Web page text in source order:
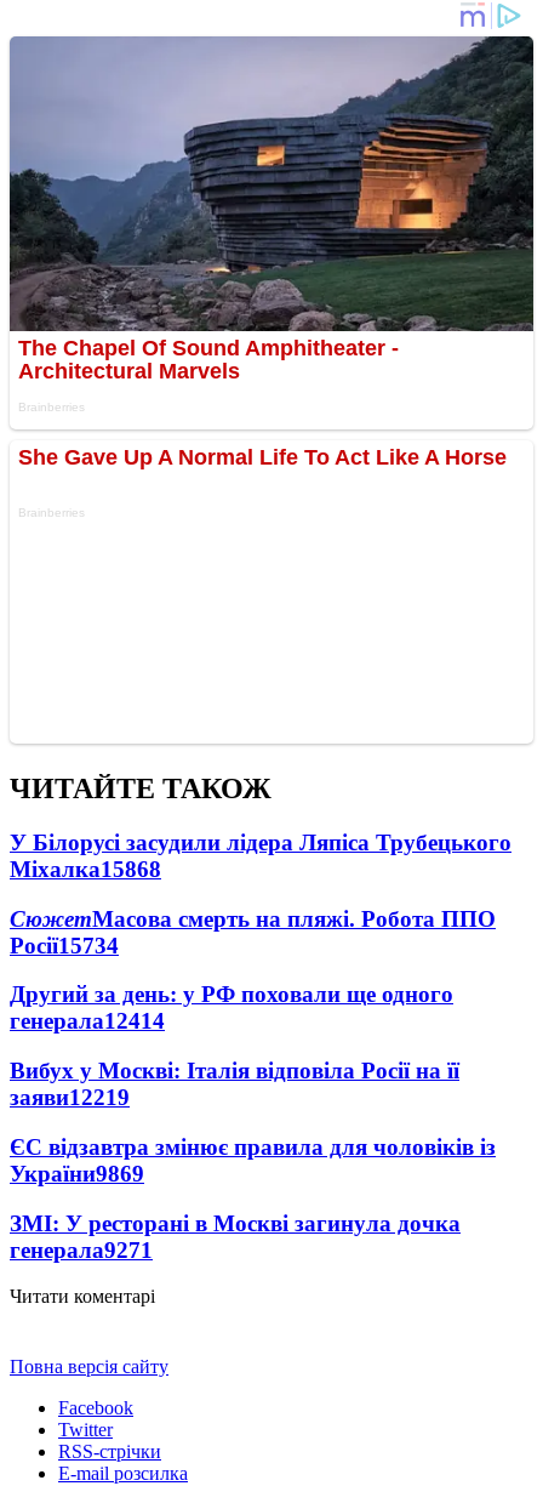
ЧИТАЙТЕ ТАКОЖ
У Білорусі засудили лідера Ляпіса Трубецького
Міхалка15868
СюжетМасова смерть на пляжі. Робота ППО
Росії15734
Другий за день: у РФ поховали ще одного
генерала12414
Вибух у Москві: Італія відповіла Росії на її
заяви12219
ЄС відзавтра змінює правила для чоловіків із
України9869
ЗМІ: У ресторані в Москві загинула дочка
генерала9271
Читати коментарі
Повна версія сайту
Facebook
Twitter
RSS-стрічки
E-mail розсилка